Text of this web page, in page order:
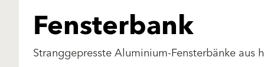
Fensterbank
Stranggepresste Aluminium-Fensterbänke